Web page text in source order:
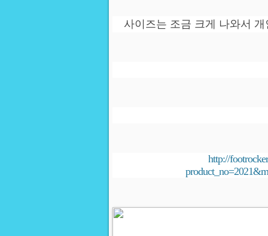
사이즈는 조금 크게 나와서
http://